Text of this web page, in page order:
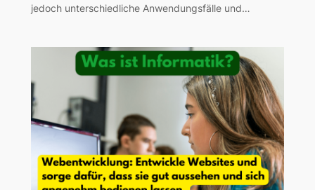
jedoch unterschiedliche Anwendungsfälle und…